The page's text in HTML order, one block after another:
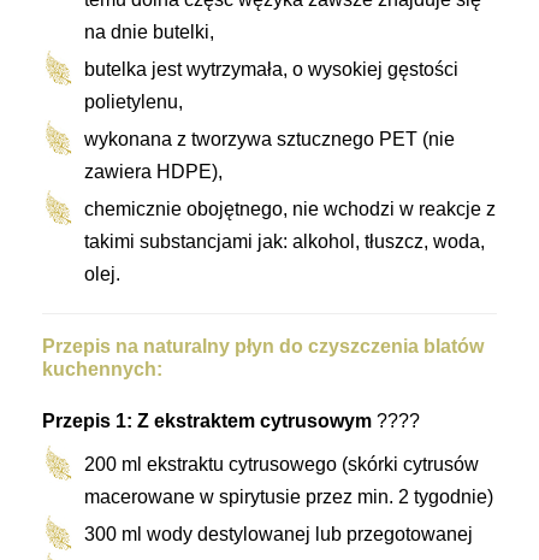
na dnie butelki,
butelka jest wytrzymała, o wysokiej gęstości
polietylenu,
wykonana z tworzywa sztucznego PET (nie
zawiera HDPE),
chemicznie obojętnego, nie wchodzi w reakcje z
takimi substancjami jak: alkohol, tłuszcz, woda,
olej.
Przepis na naturalny płyn do czyszczenia blatów
kuchennych:
Przepis 1: Z ekstraktem cytrusowym ????
200 ml ekstraktu cytrusowego (skórki cytrusów
macerowane w spirytusie przez min. 2 tygodnie)
300 ml wody destylowanej lub przegotowanej